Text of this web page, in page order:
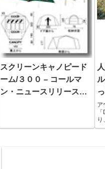
スクリーンキャノピード
ーム/３００ – コールマ
ン・ニュースリリース
ア
り
り